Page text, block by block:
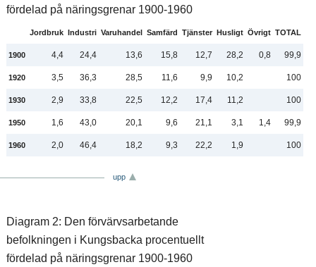
fördelad på näringsgrenar 1900-1960
Jordbruk Industri Varuhandel Samfärd Tjänster Husligt Övrigt TOTAL
1900 4,4 24,4 13,6 15,8 12,7 28,2 0,8 99,9
1920 3,5 36,3 28,5 11,6 9,9 10,2 100
1930 2,9 33,8 22,5 12,2 17,4 11,2 100
1950 1,6 43,0 20,1 9,6 21,1 3,1 1,4 99,9
1960 2,0 46,4 18,2 9,3 22,2 1,9 100
upp
Diagram 2: Den förvärvsarbetande
befolkningen i Kungsbacka procentuellt
fördelad på näringsgrenar 1900-1960